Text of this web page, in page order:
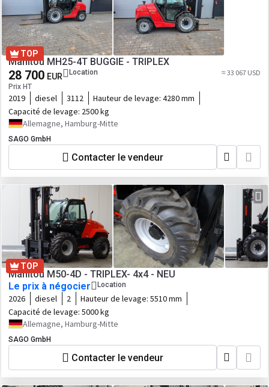
TOP
Manitou MH25-4T BUGGIE - TRIPLEX
28 700 EUR
Prix HT
Location ≈ 33 067 USD
2019 diesel 3112 Hauteur de levage: 4280 mm
Capacité de levage: 2500 kg
Allemagne, Hamburg-Mitte
SAGO GmbH
Contacter le vendeur
TOP
Manitou M50-4D - TRIPLEX- 4x4 - NEU
Le prix à négocier
Location
2026 diesel 2 Hauteur de levage: 5510 mm
Capacité de levage: 5000 kg
Allemagne, Hamburg-Mitte
SAGO GmbH
Contacter le vendeur